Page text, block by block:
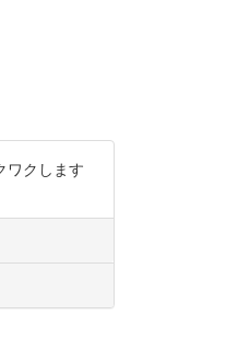
ワクします